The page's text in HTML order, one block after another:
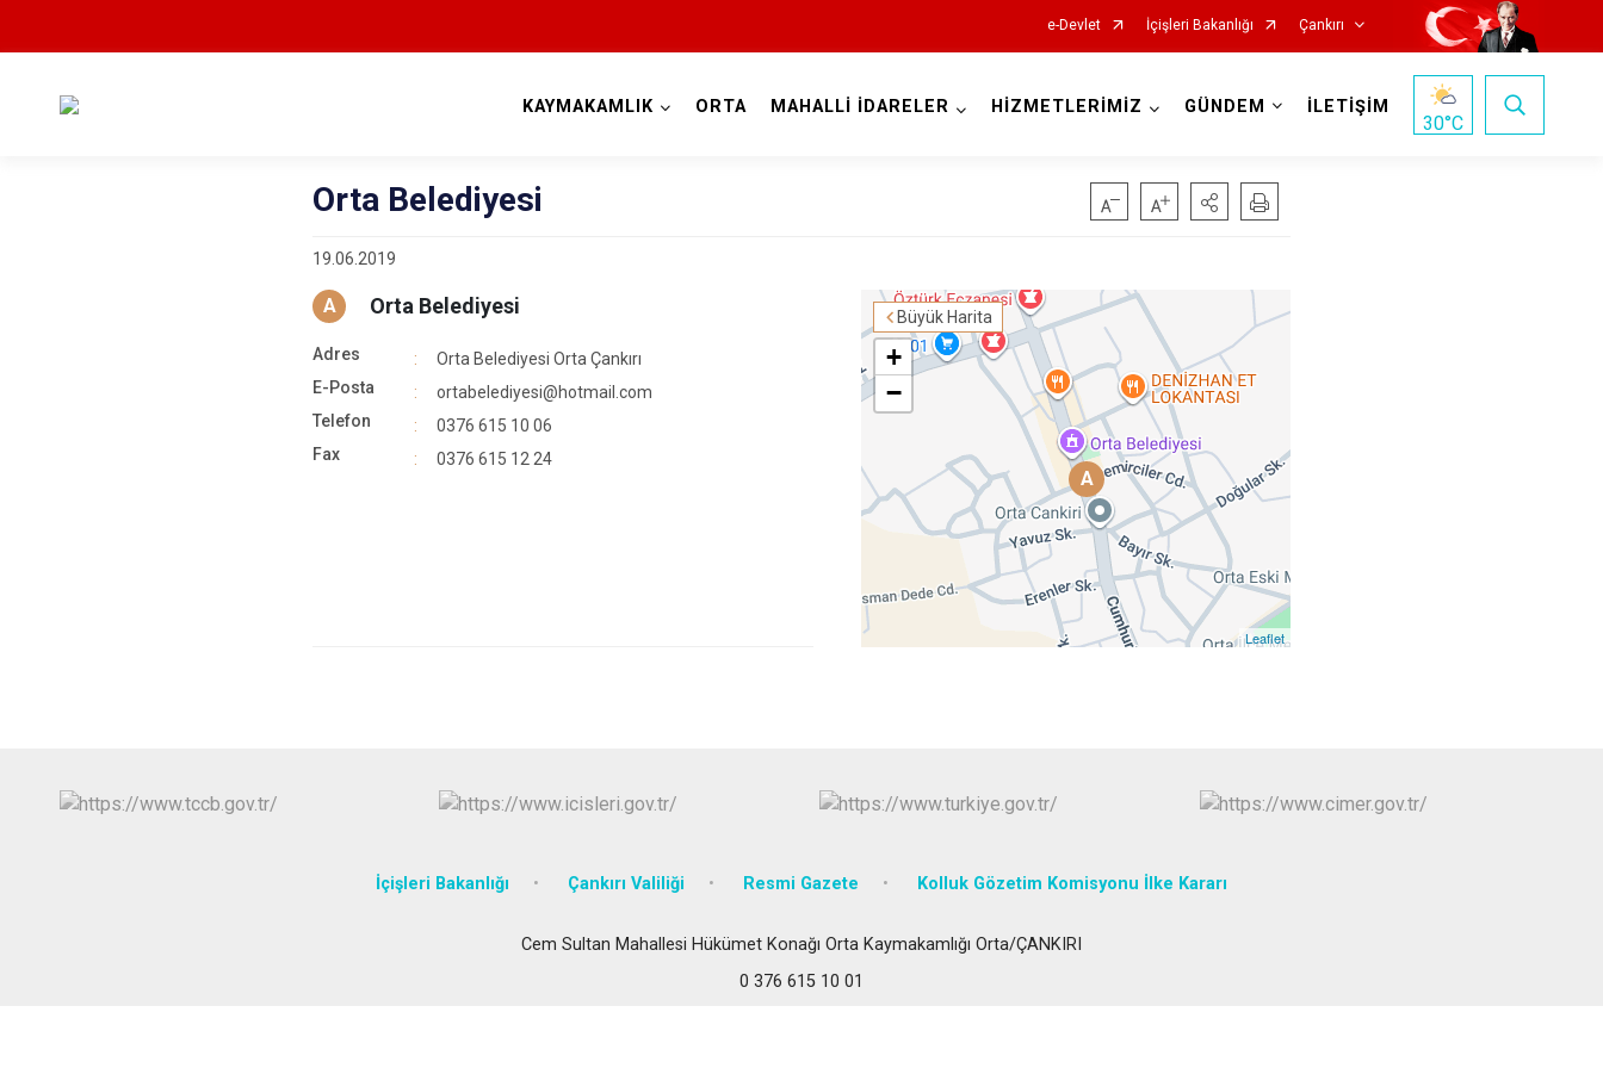
e-Devlet İçişleri Bakanlığı Çankırı
Atkaracalar
Bayramören
Çerkeş
Eldivan
Kızılırmak
Orta
KAYMAKAMLIK ORTA MAHALLİ İDARELER HİZMETLERİMİZ GÜNDEM İLETİŞİM
30°C
Orta Belediyesi
19.06.2019
Büyük Harita
A
+
−
Leaflet
A Orta Belediyesi
Adres
Orta Belediyesi Orta Çankırı
E-Posta
ortabelediyesi@hotmail.com
Telefon
0376 615 10 06
Fax
0376 615 12 24
İçişleri Bakanlığı Çankırı Valiliği Resmi Gazete Kolluk Gözetim Komisyonu İlke Kararı
Cem Sultan Mahallesi Hükümet Konağı Orta Kaymakamlığı Orta/ÇANKIRI
0 376 615 10 01